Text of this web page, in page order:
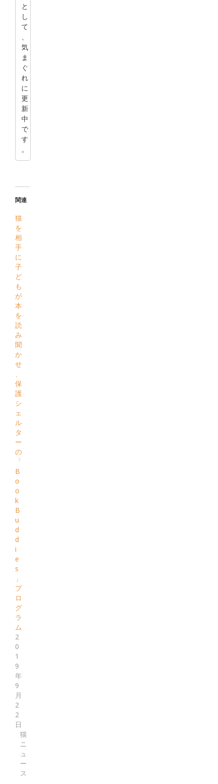
と
し
て
気
ま
ぐ
れ
に
更
新
中
で
す
。
関連
猫
を
相
手
に
子
ど
も
が
本
を
読
み
聞
か
せ
保
護
シ
ェ
ル
タ
ー
の
「
B
o
o
k
B
u
d
d
i
e
s
」
プ
ロ
グ
ラ
ム
2
0
1
9
年
9
月
2
2
日
猫
ニ
ュ
ー
ス